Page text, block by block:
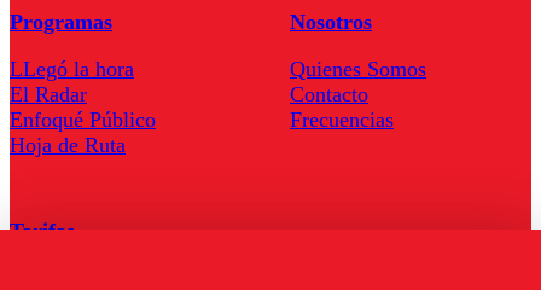
Programas
LLegó la hora
El Radar
Enfoqué Público
Hoja de Ruta
Nosotros
Quienes Somos
Contacto
Frecuencias
Tarifas